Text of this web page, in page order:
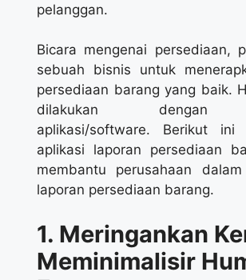
pelanggan.
Bicara mengenai persediaan,
sebuah bisnis untuk
persediaan barang yang baik.
dilakukan dengan
aplikasi/software. Berikut
aplikasi laporan persediaan
membantu perusahaan
laporan persediaan barang.
1. Meringankan
Meminimalisir